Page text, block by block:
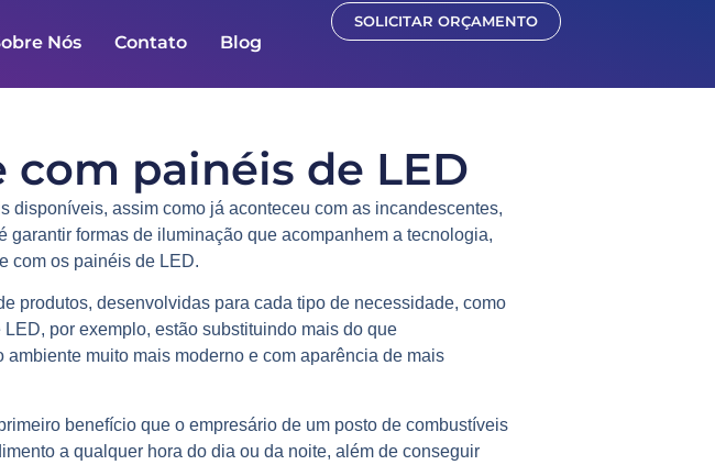
Nós Contato Blog
SOLICITAR ORÇAMENTO
painéis de LED
disponíveis, assim como já aconteceu com as incandescentes,
formas de iluminação que acompanhem a tecnologia,
com os painéis de LED.
produtos, desenvolvidas para cada tipo de necessidade, como
por exemplo, estão substituindo mais do que
muito mais moderno e com aparência de mais
benefício que o empresário de um posto de combustíveis
a qualquer hora do dia ou da noite, além de conseguir